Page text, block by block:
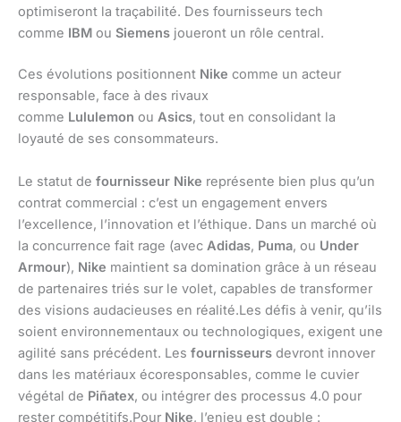
optimiseront la traçabilité. Des fournisseurs tech
comme IBM ou Siemens joueront un rôle central.
Ces évolutions positionnent Nike comme un acteur
responsable, face à des rivaux
comme Lululemon ou Asics, tout en consolidant la
loyauté de ses consommateurs.
Le statut de fournisseur Nike représente bien plus qu’un
contrat commercial : c’est un engagement envers
l’excellence, l’innovation et l’éthique. Dans un marché où
la concurrence fait rage (avec Adidas, Puma, ou Under
Armour), Nike maintient sa domination grâce à un réseau
de partenaires triés sur le volet, capables de transformer
des visions audacieuses en réalité.Les défis à venir, qu’ils
soient environnementaux ou technologiques, exigent une
agilité sans précédent. Les fournisseurs devront innover
dans les matériaux écoresponsables, comme le cuvier
végétal de Piñatex, ou intégrer des processus 4.0 pour
rester compétitifs.Pour Nike, l’enjeu est double :